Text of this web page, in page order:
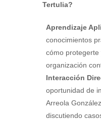
Tertulia?
Aprendizaje
conocimientos
cómo
organización
Interacción
oportunidad de
Arreola
discutiendo